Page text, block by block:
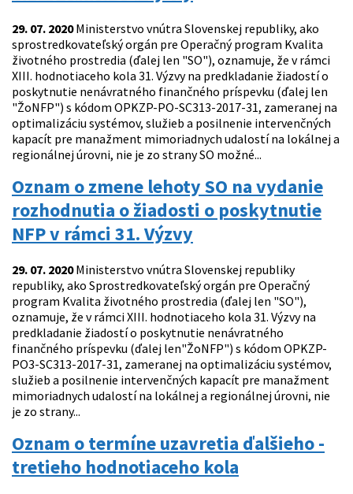
29. 07. 2020Ministerstvo vnútra Slovenskej republiky, ako
sprostredkovateľský orgán pre Operačný program Kvalita
životného prostredia (ďalej len "SO"), oznamuje, že v rámci
XIII. hodnotiaceho kola 31. Výzvy na predkladanie žiadostí o
poskytnutie nenávratného finančného príspevku (ďalej len
"ŽoNFP") s kódom OPKZP-PO-SC313-2017-31, zameranej na
optimalizáciu systémov, služieb a posilnenie intervenčných
kapacít pre manažment mimoriadnych udalostí na lokálnej a
regionálnej úrovni, nie je zo strany SO možné...
Oznam o zmene lehoty SO na vydanie
rozhodnutia o žiadosti o poskytnutie
NFP v rámci 31. Výzvy
29. 07. 2020Ministerstvo vnútra Slovenskej republiky
republiky, ako Sprostredkovateľský orgán pre Operačný
program Kvalita životného prostredia (ďalej len "SO"),
oznamuje, že v rámci XIII. hodnotiaceho kola 31. Výzvy na
predkladanie žiadostí o poskytnutie nenávratného
finančného príspevku (ďalej len"ŽoNFP") s kódom OPKZP-
PO3-SC313-2017-31, zameranej na optimalizáciu systémov,
služieb a posilnenie intervenčných kapacít pre manažment
mimoriadnych udalostí na lokálnej a regionálnej úrovni, nie
je zo strany...
Oznam o termíne uzavretia ďalšieho -
tretieho hodnotiaceho kola